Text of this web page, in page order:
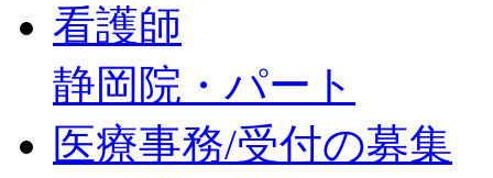
看護師
静岡院・パート
医療事務/受付の募集